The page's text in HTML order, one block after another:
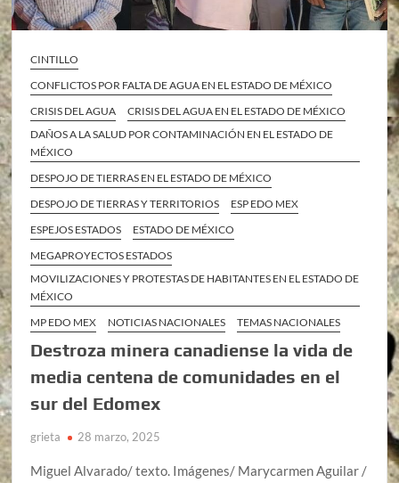
CINTILLO
CONFLICTOS POR FALTA DE AGUA EN EL ESTADO DE MÉXICO
CRISIS DEL AGUA
CRISIS DEL AGUA EN EL ESTADO DE MÉXICO
DAÑOS A LA SALUD POR CONTAMINACIÓN EN EL ESTADO DE
MÉXICO
DESPOJO DE TIERRAS EN EL ESTADO DE MÉXICO
DESPOJO DE TIERRAS Y TERRITORIOS
ESP EDO MEX
ESPEJOS ESTADOS
ESTADO DE MÉXICO
MEGAPROYECTOS ESTADOS
MOVILIZACIONES Y PROTESTAS DE HABITANTES EN EL ESTADO DE
MÉXICO
MP EDO MEX
NOTICIAS NACIONALES TEMAS NACIONALES
Destroza minera canadiense la vida de
media centena de comunidades en el
sur del Edomex
grieta 28 marzo, 2025
Miguel Alvarado/ texto. Imágenes/ Marycarmen Aguilar /